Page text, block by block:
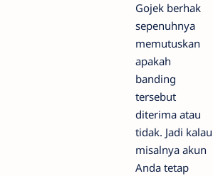
Gojek berhak
sepenuhnya
memutuskan
apakah
banding
tersebut
diterima atau
tidak. Jadi kalau
misalnya akun
Anda tetap